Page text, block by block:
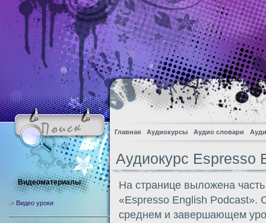
Главная Аудиокурсы Аудио словари
Аудиокурс Espresso
На странице выложена
«Espresso English Podcast».
среднем и завершающем
Видеоматериалы
Видео уроки